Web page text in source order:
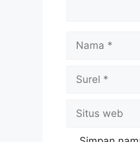
Nama
Surel
Situs
web